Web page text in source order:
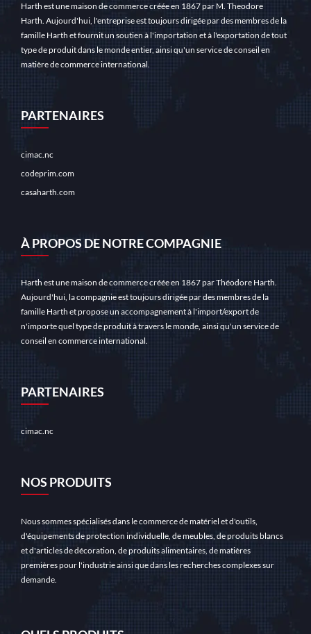
Harth est une maison de commerce créée en 1867 par M. Theodore
Harth. Aujourd'hui, l'entreprise est toujours dirigée par des membres de la
famille Harth et fournit un soutien à l'importation et à l'exportation de tout
type de produit dans le monde entier, ainsi qu'un service de conseil en
matière de commerce international.
PARTENAIRES
cimac.nc
codeprim.com
casaharth.com
À PROPOS DE NOTRE COMPAGNIE
Harth est une maison de commerce créée en 1867 par Théodore Harth.
Aujourd'hui, la compagnie est toujours dirigée par des membres de la
famille Harth et propose un accompagnement à l'import/export de
n'importe quel type de produit à travers le monde, ainsi qu'un service de
conseil en commerce international.
PARTENAIRES
cimac.nc
NOS PRODUITS
Nous sommes spécialisés dans le commerce de matériel et d'outils,
d'équipements de protection individuelle, de meubles, de produits blancs
et d'articles de décoration, de produits alimentaires, de matières
premières pour l'industrie ainsi que dans les recherches complexes sur
demande.